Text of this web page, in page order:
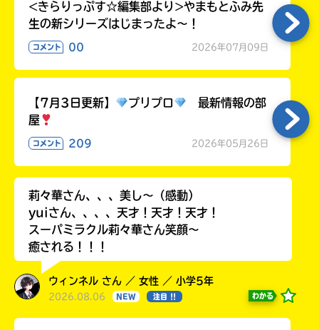
<きらりっぷす☆編集部より>やまもとふみ先
生の新シリーズはじまったよ～！
コメント 00 2026年07月09日
【7月3日更新】 プリプロ
最新情報の部
屋
コメント 209 2026年05月26日
莉々華さん、、、美し〜（感動）
yuiさん、、、、天才！天才！天才！
スーパミラクル莉々華さん笑顔〜
癒される！！！
ウィンネル さん ／ 女性 ／ 小学5年
2026.08.06 NEW 注目 !! わかる